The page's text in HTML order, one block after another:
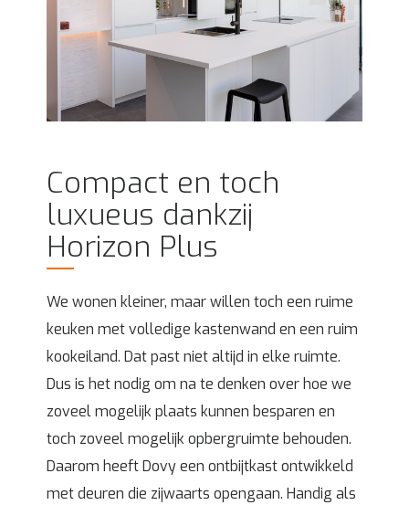
Compact en toch
luxueus dankzij
Horizon Plus
We wonen kleiner, maar willen toch een ruime
keuken met volledige kastenwand en een ruim
kookeiland. Dat past niet altijd in elke ruimte.
Dus is het nodig om na te denken over hoe we
zoveel mogelijk plaats kunnen besparen en
toch zoveel mogelijk opbergruimte behouden.
Daarom heeft Dovy een ontbijtkast ontwikkeld
met deuren die zijwaarts opengaan. Handig als